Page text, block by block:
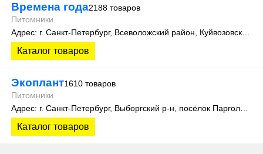
Времена года2188 товаров
Питомники
Каталог товаров
Экоплант1610 товаров
Питомники
Каталог товаров